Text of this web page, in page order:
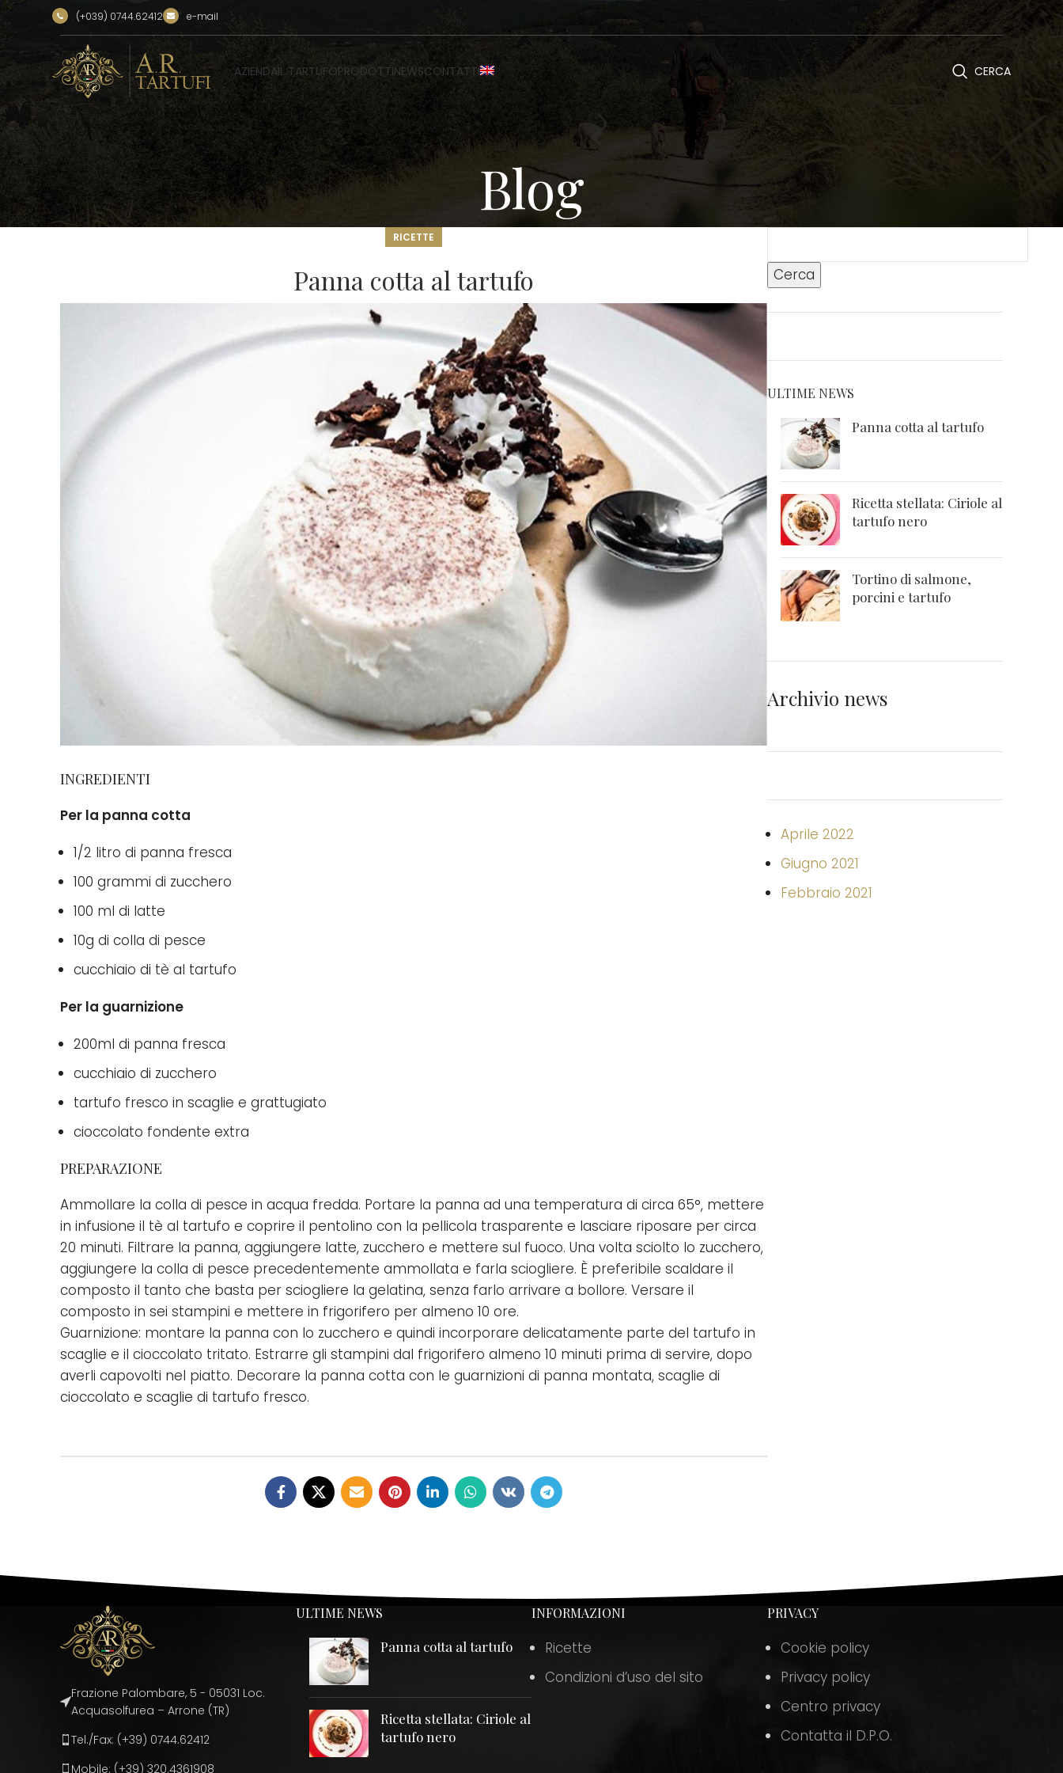
(+039) 0744.62412 e-mail
AZIENDAIL TARTUFOPRODOTTINEWSCONTATTI CERCA
Blog
RICETTE
Panna cotta al tartufo
INGREDIENTI
Per la panna cotta
1/2 litro di panna fresca
100 grammi di zucchero
100 ml di latte
10g di colla di pesce
cucchiaio di tè al tartufo
Per la guarnizione
200ml di panna fresca
cucchiaio di zucchero
tartufo fresco in scaglie e grattugiato
cioccolato fondente extra
PREPARAZIONE
Ammollare la colla di pesce in acqua fredda. Portare la panna ad una temperatura di circa 65°, mettere
in infusione il tè al tartufo e coprire il pentolino con la pellicola trasparente e lasciare riposare per circa
20 minuti. Filtrare la panna, aggiungere latte, zucchero e mettere sul fuoco. Una volta sciolto lo zucchero,
aggiungere la colla di pesce precedentemente ammollata e farla sciogliere. È preferibile scaldare il
composto il tanto che basta per sciogliere la gelatina, senza farlo arrivare a bollore. Versare il
composto in sei stampini e mettere in frigorifero per almeno 10 ore.
Guarnizione: montare la panna con lo zucchero e quindi incorporare delicatamente parte del tartufo in
scaglie e il cioccolato tritato. Estrarre gli stampini dal frigorifero almeno 10 minuti prima di servire, dopo
averli capovolti nel piatto. Decorare la panna cotta con le guarnizioni di panna montata, scaglie di
cioccolato e scaglie di tartufo fresco.
Cerca
ULTIME NEWS
Panna cotta al tartufo
Ricetta stellata: Ciriole al
tartufo nero
Tortino di salmone,
porcini e tartufo
Archivio news
Aprile 2022
Giugno 2021
Febbraio 2021
Frazione Palombare, 5 - 05031 Loc.
Acquasolfurea – Arrone (TR)
Tel./Fax: (+39) 0744.62412
Mobile: (+39) 320.4361908
ULTIME NEWS
Panna cotta al tartufo
Ricetta stellata: Ciriole al
tartufo nero
INFORMAZIONI
Ricette
Condizioni d’uso del sito
PRIVACY
Cookie policy
Privacy policy
Centro privacy
Contatta il D.P.O.